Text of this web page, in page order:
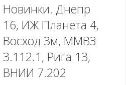
Новинки. Днепр
16, ИЖ Планета 4,
Восход 3м, ММВЗ
3.112.1, Рига 13,
ВНИИ 7.202